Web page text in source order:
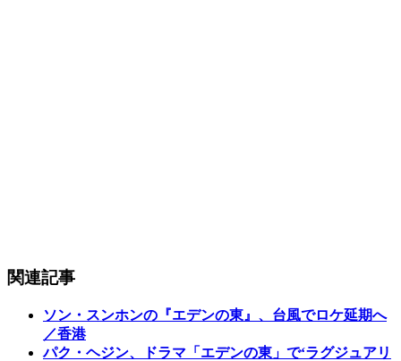
関連記事
ソン・スンホンの『エデンの東』、台風でロケ延期へ
／香港
パク・ヘジン、ドラマ「エデンの東」で‘ラグジュアリ